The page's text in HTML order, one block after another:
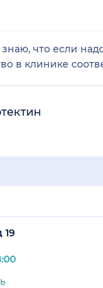
что если
в клинике
19